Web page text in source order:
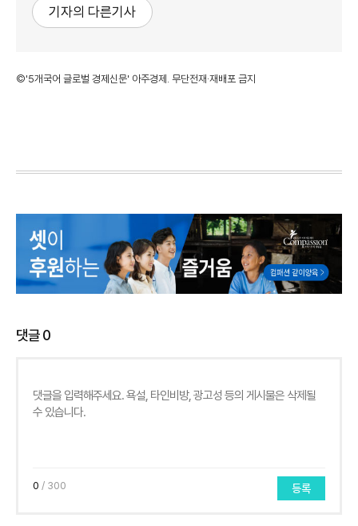
기자의 다른기사
©'5개국어 글로벌 경제신문' 아주경제. 무단전재·재배포 금지
댓글0
0 / 300 등록